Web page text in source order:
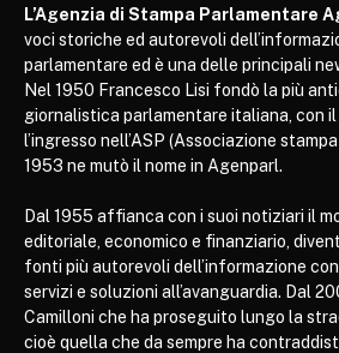
L’Agenzia di Stampa Parlamentare
voci storiche ed autorevoli
parlamentare ed è una delle principali
Nel 1950 Francesco Lisi fondò la più
giornalistica parlamentare italiana, con il
l’ingresso nell’ASP (Associazione
1953 ne mutò il nome in Agenparl.
Dal 1955 affianca con i suoi notiziari il
editoriale, economico e finanziario,
fonti più autorevoli dell’informazione
servizi e soluzioni all’avanguardia. Dal
Camilloni che ha proseguito lungo la
cioè quella che da sempre ha